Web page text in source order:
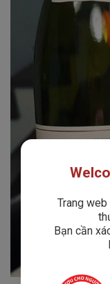
Trang
Bạn cần